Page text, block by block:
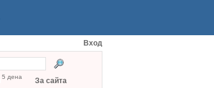
Вход
5 дена За сайта